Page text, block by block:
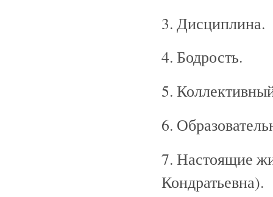
3. Дисциплина.
4. Бодрость.
5.
6.
7. Настоящие
Кондратьевна).